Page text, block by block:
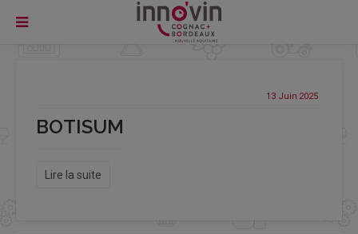
13 Juin 2025
BOTISUM
Lire la suite